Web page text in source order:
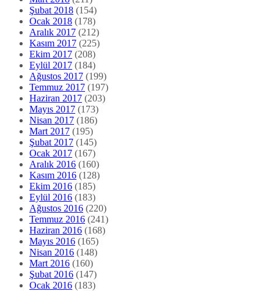
Şubat 2018 (154)
Ocak 2018 (178)
Aralık 2017 (212)
Kasım 2017 (225)
Ekim 2017 (208)
Eylül 2017 (184)
Ağustos 2017 (199)
Temmuz 2017 (197)
Haziran 2017 (203)
Mayıs 2017 (173)
Nisan 2017 (186)
Mart 2017 (195)
Şubat 2017 (145)
Ocak 2017 (167)
Aralık 2016 (160)
Kasım 2016 (128)
Ekim 2016 (185)
Eylül 2016 (183)
Ağustos 2016 (220)
Temmuz 2016 (241)
Haziran 2016 (168)
Mayıs 2016 (165)
Nisan 2016 (148)
Mart 2016 (160)
Şubat 2016 (147)
Ocak 2016 (183)